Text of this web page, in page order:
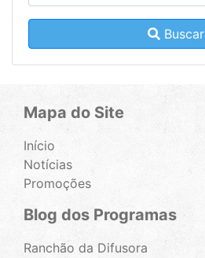
Buscar
Mapa do Site
Início
Notícias
Promoções
Blog dos Programas
Ranchão da Difusora